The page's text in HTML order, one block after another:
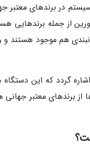
در برندهای
جمله برندهایی
هم موجود هستند و
این دستگاه ها از برندهای